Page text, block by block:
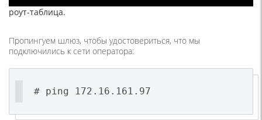
роут-таблица.
Пропингуем шлюз, чтобы удостовериться, что мы
подключились к сети оператора:
# ping 172.16.161.97